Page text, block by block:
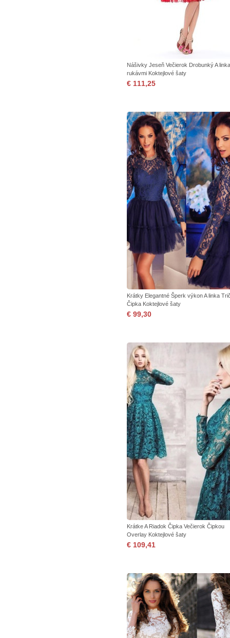
Nášivky Jeseň Večierok Drobunký A
rukávmi Koktejlové šaty
€ 111,25
Krátky Elegantné Šperk výkon A linka
Čipka Koktejlové šaty
€ 99,30
Krátke A Riadok Čipka Večierok Čipkou
Overlay Koktejlové šaty
€ 109,41